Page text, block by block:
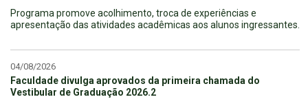
Programa promove acolhimento, troca de experiências e
apresentação das atividades acadêmicas aos alunos ingressantes.
04/08/2026
Faculdade divulga aprovados da primeira chamada do
Vestibular de Graduação 2026.2